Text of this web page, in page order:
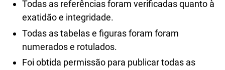
Todas as referências foram verificadas quanto à
exatidão e integridade.
Todas as tabelas e figuras foram foram
numerados e rotulados.
Foi obtida permissão para publicar todas as